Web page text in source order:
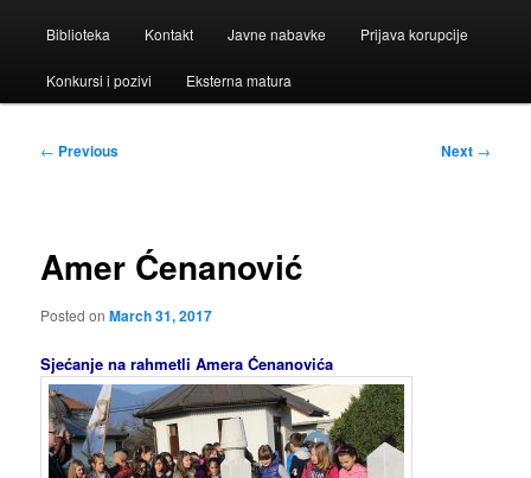
Biblioteka Kontakt Javne nabavke Prijava korupcije
Konkursi i pozivi Eksterna matura
Post
← Previous Next →
Amer Ćenanović
Posted onMarch 31, 2017
Sjećanje na rahmetli Amera Ćenanovića